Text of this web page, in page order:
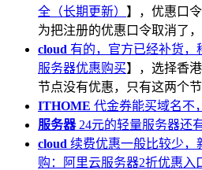
全（长期更新） 】，优惠口
为把注册的优惠口令取消了
cloud 有的，官方已经补货，
服务器优惠购买】，选择香
节点没有优惠，只有这两个
ITHOME 代金券能买域名不
服务器24元的轻量服务器还
cloud 续费优惠一般比较少，
购：
阿里云服务器2折优惠入